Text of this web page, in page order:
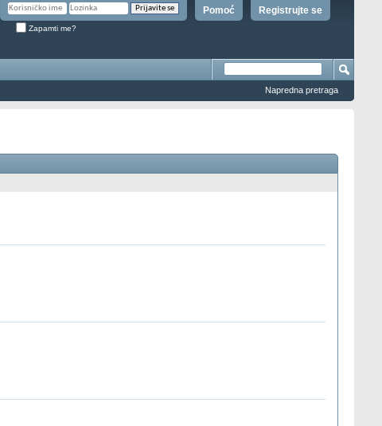
Registrujte se
Pomoć
Zapamti me?
Napredna pretraga